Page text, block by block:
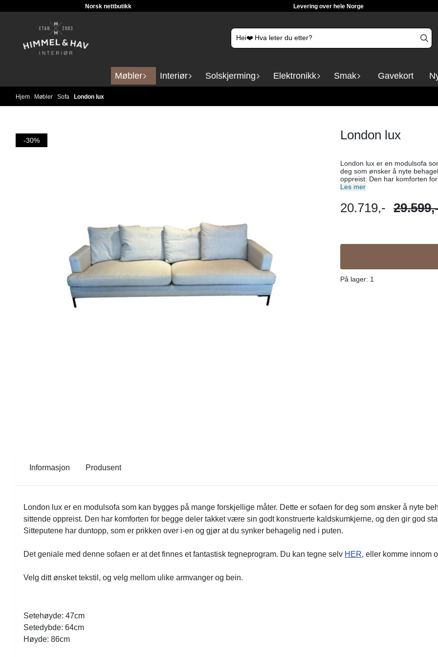
Norsk nettbutikk Levering over hele Norge
Møbler Interiør Solskjerming Elektronikk Smak Gavekort
Hjem / Møbler / Sofa / London lux
-30% London lux
London lux er en modulsofa
deg som ønsker å nyte
oppreist. Den har komforten
og den gir god stabilitet. Sitteputene har duntopp, som er prikken over i-en og gjør at du
tegneprogram. Du kan tegne selv HER , eller komme innom oss i butikken for gode
hjelp. Velg ditt ønsket tekstil, og velg mellom ulike armvanger og bein. Setehøyde: 47cm
Les mer
20.719,-
På lager: 1
Informasjon Produsent
London lux er en modulsofa som kan bygges på mange forskjellige måter. Dette er sofaen for deg som ønsker å nyte
sittende oppreist. Den har komforten for begge deler takket være sin godt konstruerte kaldskumkjerne, og den gir god
Sitteputene har duntopp, som er prikken over i-en og gjør at du synker behagelig ned i puten.
Det geniale med denne sofaen er at det finnes et fantastisk tegneprogram. Du kan tegne selv HER, eller komme innom
Velg ditt ønsket tekstil, og velg mellom ulike armvanger og bein.
Setehøyde: 47cm
Setedybde: 64cm
Høyde: 86cm